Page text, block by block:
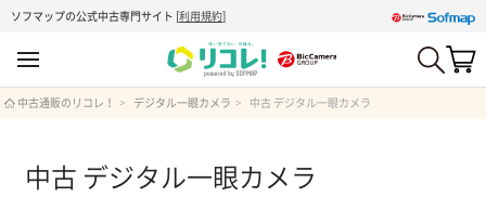
ソフマップの公式中古専門サイト [利用規約]
中古通販のリコレ！ デジタル一眼カメラ 中古 デジタル一眼カメラ
中古 デジタル一眼カメラ